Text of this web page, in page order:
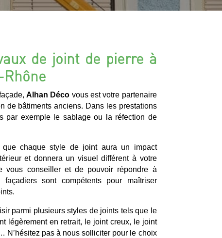
de joint de pierre à
Alhan Déco vous est votre partenaire
de bâtiments anciens. Dans les prestations
par exemple le sablage ou la réfection de
que chaque style de joint aura un impact
et donnera un visuel différent à votre
vous conseiller et de pouvoir répondre à
sont compétents pour maîtriser
parmi plusieurs styles de joints tels que le
légèrement en retrait, le joint creux, le joint
N’hésitez pas à nous solliciter pour le choix